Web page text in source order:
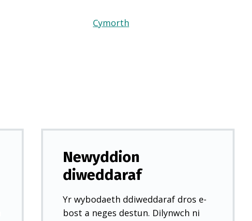
Cymorth
Newyddion
diweddaraf
Yr wybodaeth ddiweddaraf dros e-
bost a neges destun. Dilynwch ni